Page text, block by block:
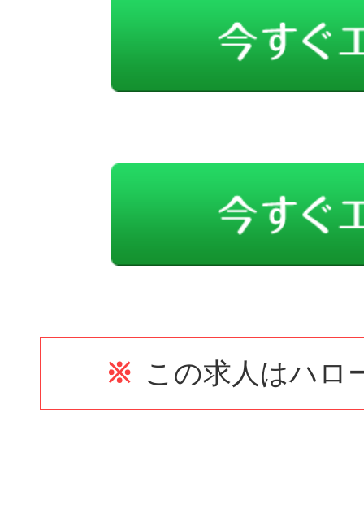
※ この求人はハロ